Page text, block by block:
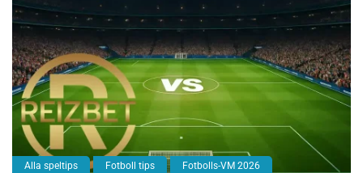
Alla speltips Fotboll tips Fotbolls-VM 2026